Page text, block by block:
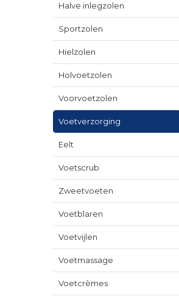
Halve inlegzolen
Sportzolen
Hielzolen
Holvoetzolen
Voorvoetzolen
Voetverzorging
Eelt
Voetscrub
Zweetvoeten
Voetblaren
Voetvijlen
Voetmassage
Voetcrèmes